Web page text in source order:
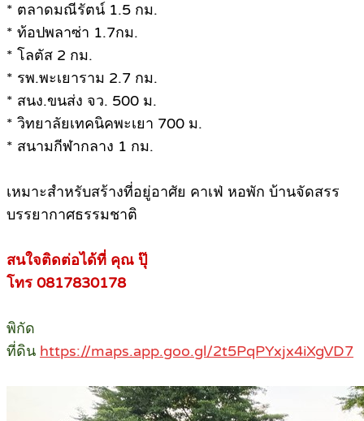
* ตลาดมณีรัตน์ 1.5 กม.
* ท้อปพลาซ่า 1.7กม.
* โลตัส 2 กม.
* รพ.พะเยาราม 2.7 กม.
* สนง.ขนส่ง จว. 500 ม.
* วิทยาลัยเทคนิคพะเยา 700 ม.
* สนามกีฬากลาง 1 กม.
เหมาะสำหรับสร้างที่อยู่อาศัย คาเฟ่ หอพัก บ้านจัดสรร
บรรยากาศธรรมชาติ
สนใจติดต่อได้ที่ คุณ ปุ๊
โทร 0817830178
พิกัด
ที่ดิน https://maps.app.goo.gl/2t5PqPYxjx4iXgVD7